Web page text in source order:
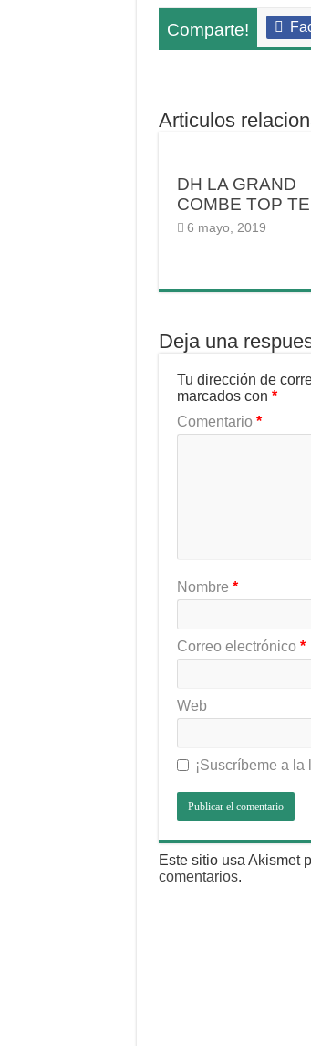
Comparte!
Articulos
DH LA GRAND
COMBE TOP
6 mayo, 2019
Deja una
Tu dirección de
marcados con *
Comentario *
Nombre *
Correo electrónico *
Web
¡Suscríbeme a la
Este sitio usa Akismet
comentarios.